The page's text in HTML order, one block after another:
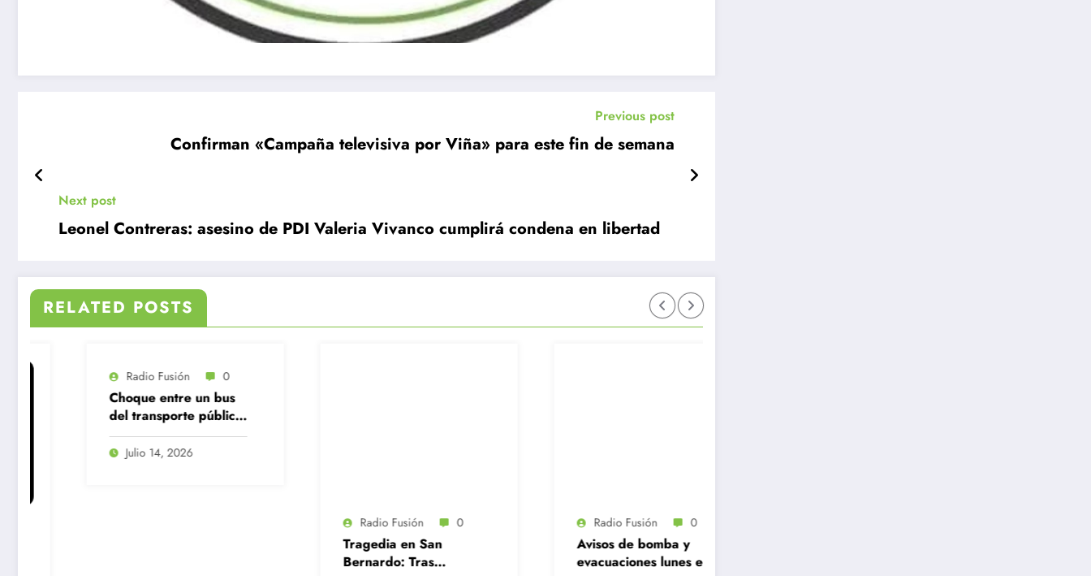
Previous post
Confirman «Campaña televisiva por Viña» para este fin de semana
Next post
Leonel Contreras: asesino de PDI Valeria Vivanco cumplirá condena en libertad
RELATED POSTS
Radio Fusión
Avisos de bomba y
evacuaciones lunes en
Radio Fusión
Delincuente es abatido
tras asalto a camión